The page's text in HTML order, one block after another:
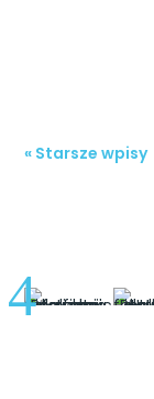
« Starsze wpisy